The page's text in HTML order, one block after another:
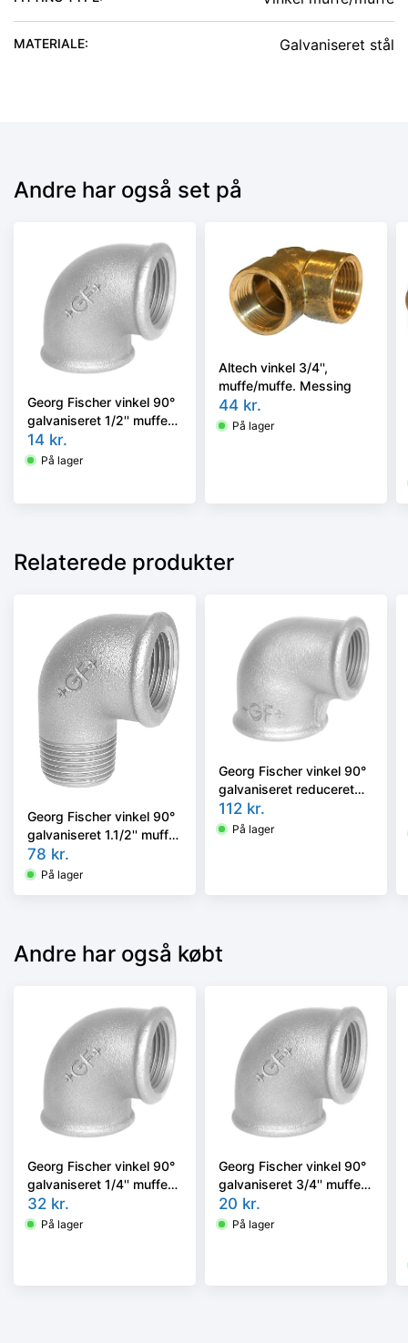
MATERIALE: Galvaniseret stål
Andre har også set på
Georg Fischer vinkel 90°
galvaniseret 1/2'' muffe-
muffe
14 kr.
På lager
Altech vinkel 3/4'',
muffe/muffe. Messing
44 kr.
På lager
Relaterede produkter
Georg Fischer vinkel 90°
galvaniseret 1.1/2'' muffe-
nippel
78 kr.
På lager
Georg Fischer vinkel 90°
galvaniseret reduceret
1.1/2-1'' muffe-muffe
112 kr.
På lager
Andre har også købt
Georg Fischer vinkel 90°
galvaniseret 1/4'' muffe-
muffe
32 kr.
På lager
Georg Fischer vinkel 90°
galvaniseret 3/4'' muffe-
muffe
20 kr.
På lager